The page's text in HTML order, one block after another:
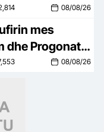
30 banesa08/08/26
mes
dhe Progonat,
të vështirë08/08/26